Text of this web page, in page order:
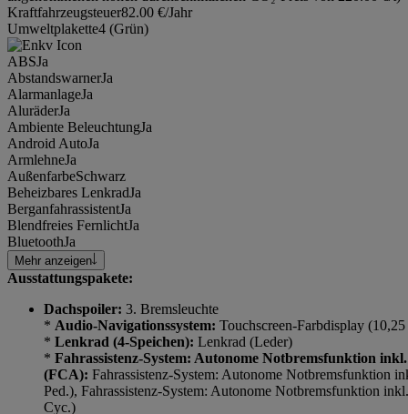
Kraftfahrzeugsteuer82.00 €/Jahr
Umweltplakette4 (Grün)
ABSJa
AbstandswarnerJa
AlarmanlageJa
AluräderJa
Ambiente BeleuchtungJa
Android AutoJa
ArmlehneJa
AußenfarbeSchwarz
Beheizbares LenkradJa
BerganfahrassistentJa
Blendfreies FernlichtJa
BluetoothJa
Mehr anzeigen
Ausstattungspakete:
Dachspoiler: 3. Bremsleuchte
* Audio-Navigationssystem: Touchscreen-Farbdisplay
* Lenkrad (4-Speichen): Lenkrad (Leder)
* Fahrassistenz-System: Autonome Notbremsfunktion
(FCA): Fahrassistenz-System: Autonome Notbremsfunktion
Ped.), Fahrassistenz-System: Autonome Notbremsfunktion
Cyc.)